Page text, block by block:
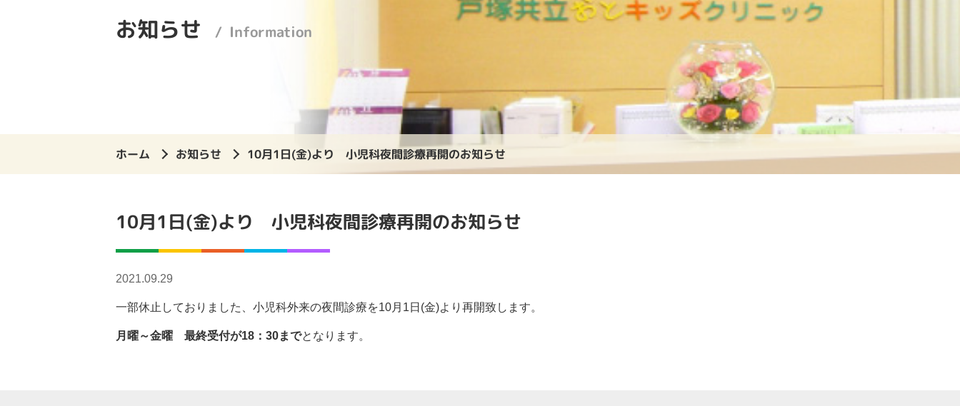
お知らせ Information
ホーム お知らせ 10月1日(金)より 小児科夜間診療再開のお知らせ
10月1日(金)より 小児科夜間診療再開のお知らせ
2021.09.29
一部休止しておりました、小児科外来の夜間診療を10月1日(金)より再開致します。
月曜～金曜 最終受付が18：30までとなります。